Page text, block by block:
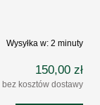
Wysyłka w: 2 minuty
150,00 zł
bez kosztów dostawy